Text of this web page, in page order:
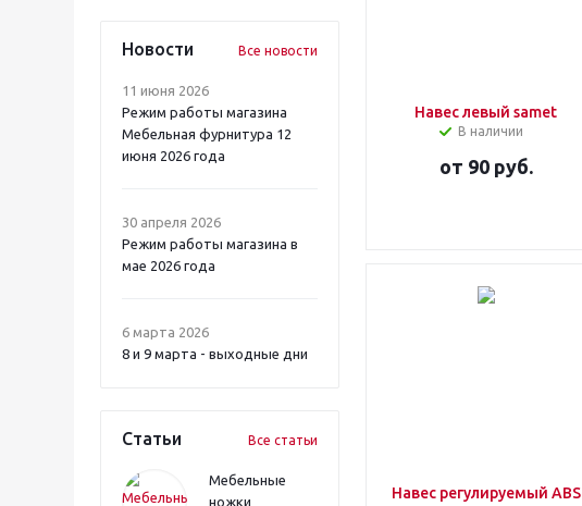
Новости Все новости
11 июня 2026
Режим работы магазина
Мебельная фурнитура 12
июня 2026 года
30 апреля 2026
Режим работы магазина в
мае 2026 года
6 марта 2026
8 и 9 марта - выходные дни
Статьи Все статьи
Мебельные
ножки
Навес левый samet
В наличии
от 90 руб.
Навес регулируемый ABS